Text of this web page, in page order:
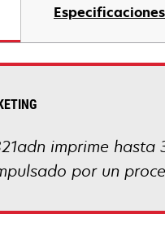
Especificaciones
imprime
por un